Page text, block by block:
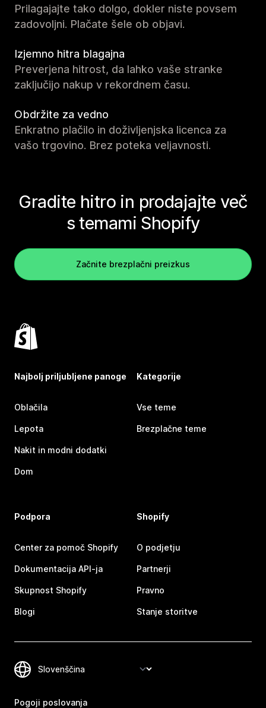
Prilagajajte tako dolgo, dokler niste povsem
zadovoljni. Plačate šele ob objavi.
Izjemno hitra blagajna
Preverjena hitrost, da lahko vaše stranke
zaključijo nakup v rekordnem času.
Obdržite za vedno
Enkratno plačilo in doživljenjska licenca za
vašo trgovino. Brez poteka veljavnosti.
Gradite hitro in prodajajte več
s temami Shopify
Začnite brezplačni preizkus
Najbolj priljubljene panoge
Oblačila
Lepota
Nakit in modni dodatki
Dom
Kategorije
Vse teme
Brezplačne teme
Podpora
Center za pomoč Shopify
Dokumentacija API-ja
Skupnost Shopify
Blogi
Shopify
O podjetju
Partnerji
Pravno
Stanje storitve
Pogoji poslovanja